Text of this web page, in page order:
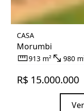
CASA
Morumbi
913 m² 980
R$ 15.000.000